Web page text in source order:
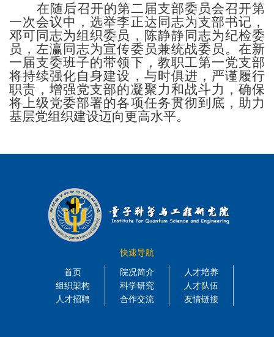
在随后召开的第二届支部委员会召开第
一次会议中，选举李正达同志为支部书记，
邓可同志为组织委员，陈静静同志为纪检委
员，左瀛同志为宣传委员兼统战委员。在新
一届支委班子的带领下，教职工第一党支部
将持续强化自身建设，与时俱进，严谨履行
职责，增强党支部的凝聚力和战斗力，确保
将上级党委部署的各项任务贯彻到底，助力
基层党组织建设迈向更高水平。
快速导航
首页
院况简介
人才培养
组织架构
科学研究
人才队伍
人才招聘
合作交流 友情链接